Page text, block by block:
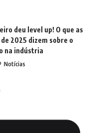
deu level up! O que as
2025 dizem sobre o
na indústria
Notícias